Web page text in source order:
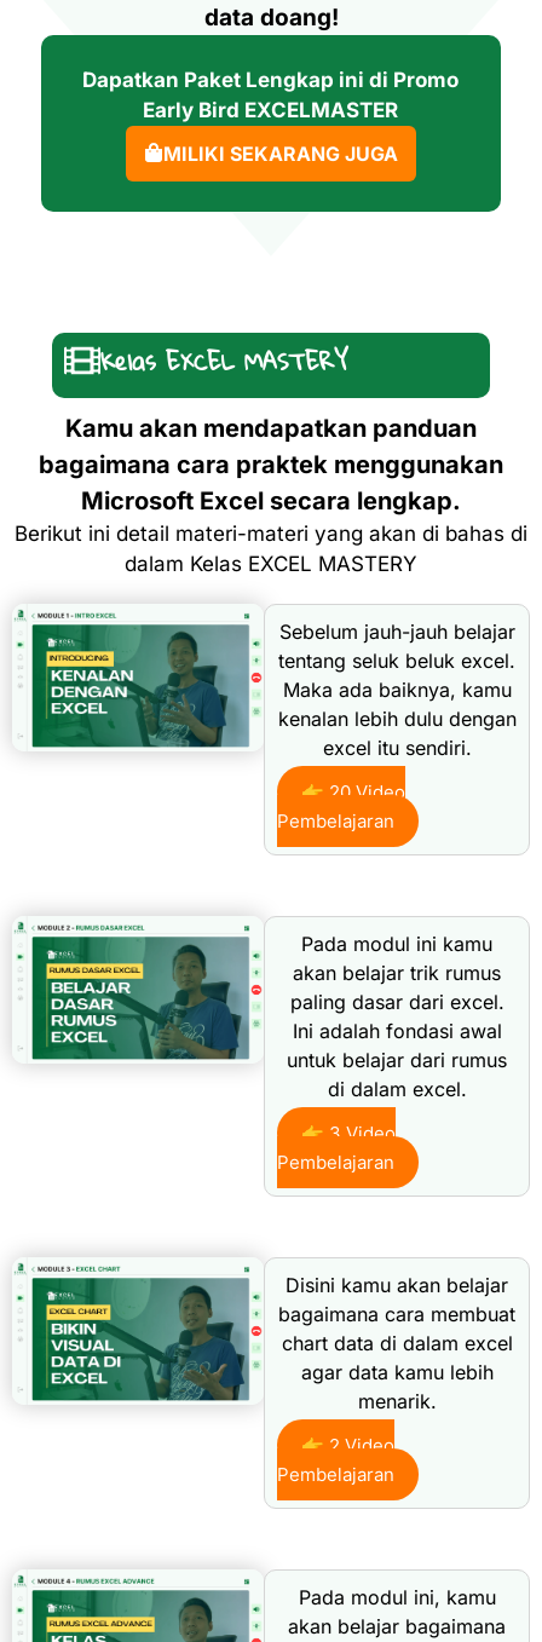
data doang!
Dapatkan Paket Lengkap ini di Promo
Early Bird EXCELMASTER
MILIKI SEKARANG JUGA
Kelas EXCEL MASTERY
Kamu akan mendapatkan panduan
bagaimana cara praktek menggunakan
Microsoft Excel secara lengkap.
Berikut ini detail materi-materi yang akan di bahas di
dalam Kelas EXCEL MASTERY
Sebelum jauh-jauh belajar
tentang seluk beluk excel.
Maka ada baiknya, kamu
kenalan lebih dulu dengan
excel itu sendiri.
👉 20 Video
Pembelajaran
Pada modul ini kamu
akan belajar trik rumus
paling dasar dari excel.
Ini adalah fondasi awal
untuk belajar dari rumus
di dalam excel.
👉 3 Video
Pembelajaran
Disini kamu akan belajar
bagaimana cara membuat
chart data di dalam excel
agar data kamu lebih
menarik.
👉 2 Video
Pembelajaran
Pada modul ini, kamu
akan belajar bagaimana